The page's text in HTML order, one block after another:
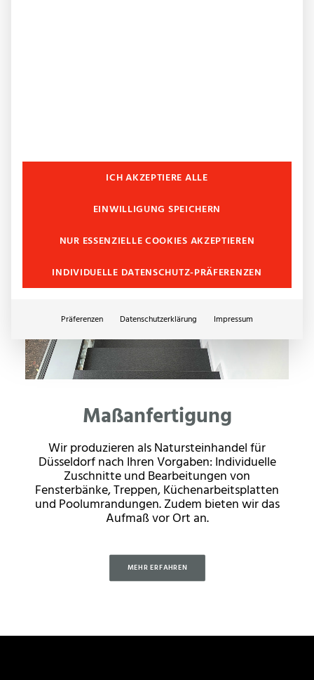
Maßanfertigung
Wir produzieren als Natursteinhandel für
Düsseldorf nach Ihren Vorgaben: Individuelle
Zuschnitte und Bearbeitungen von
Fensterbänke, Treppen, Küchenarbeitsplatten
und Poolumrandungen. Zudem bieten wir das
Aufmaß vor Ort an.
MEHR ERFAHREN
ICH AKZEPTIERE ALLE
EINWILLIGUNG SPEICHERN
NUR ESSENZIELLE COOKIES AKZEPTIEREN
INDIVIDUELLE DATENSCHUTZ-PRÄFERENZEN
Präferenzen Datenschutzerklärung Impressum